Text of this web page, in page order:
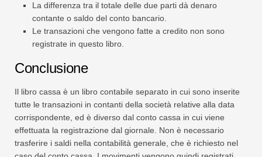
La differenza tra il totale delle due parti dà denaro
contante o saldo del conto bancario.
Le transazioni che vengono fatte a credito non sono
registrate in questo libro.
Conclusione
Il libro cassa è un libro contabile separato in cui sono inserite
tutte le transazioni in contanti della società relative alla data
corrispondente, ed è diverso dal conto cassa in cui viene
effettuata la registrazione dal giornale. Non è necessario
trasferire i saldi nella contabilità generale, che è richiesto nel